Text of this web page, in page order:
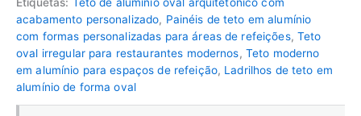
acabamento personalizado, Painéis de teto em alumínio
com formas personalizadas para áreas de refeições, Teto
oval irregular para restaurantes modernos, Teto moderno
em alumínio para espaços de refeição, Ladrilhos de teto em
alumínio de forma oval